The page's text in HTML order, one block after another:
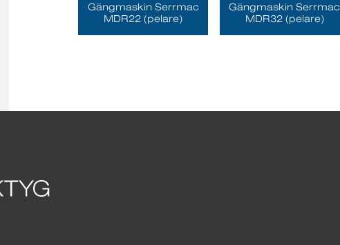
Gängmaskin Serrmac
MDR22 (pelare)
Gängmaskin Serrmac
MDR32 (pelare)